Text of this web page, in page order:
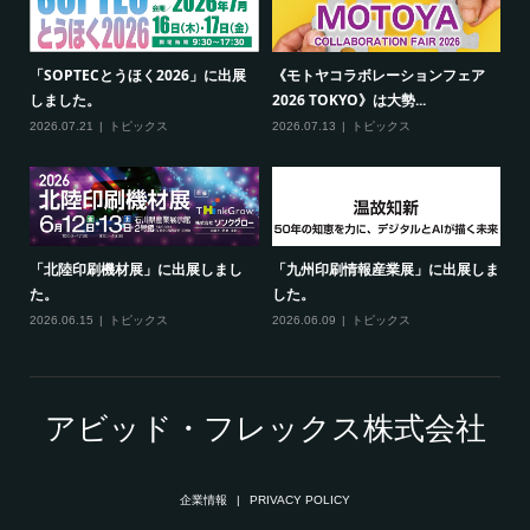
「SOPTECとうほく2026」に出展
しました。
2026.07.21 トピックス
《モトヤコラボレーションフェア
2026 TOKYO》は大勢...
2026.07.13 トピックス
「北陸印刷機材展」に出展しまし
た。
2026.06.15 トピックス
「九州印刷情報産業展」に出展しま
した。
2026.06.09 トピックス
アビッド・フレックス株式会社
企業情報 PRIVACY POLICY